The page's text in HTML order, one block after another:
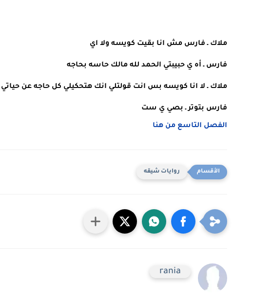
ملاك ـ فارس مش انا بقيت كويسه ولا اي
فارس ـ أه ي حبيبتي الحمد لله مالك حاسه بحاجه
ملاك ـ لا انا كويسه بس انت قولتلي انك هتحكيلي كل حاجه عن
فارس بتوتر ـ بصي ي ست
الفصل التاسع من هنا
روايات شيقه
rania